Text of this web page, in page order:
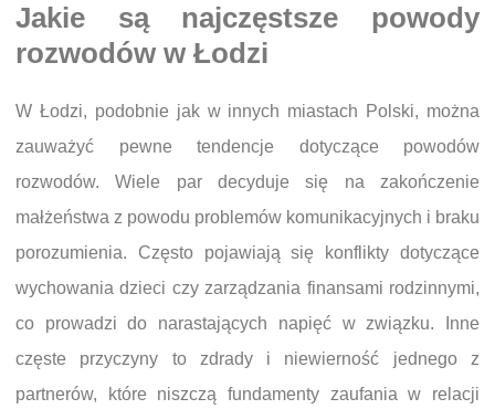
Jakie są najczęstsze powody
rozwodów w Łodzi
W Łodzi, podobnie jak w innych miastach Polski, można
zauważyć pewne tendencje dotyczące powodów
rozwodów. Wiele par decyduje się na zakończenie
małżeństwa z powodu problemów komunikacyjnych i braku
porozumienia. Często pojawiają się konflikty dotyczące
wychowania dzieci czy zarządzania finansami rodzinnymi,
co prowadzi do narastających napięć w związku. Inne
częste przyczyny to zdrady i niewierność jednego z
partnerów, które niszczą fundamenty zaufania w relacji